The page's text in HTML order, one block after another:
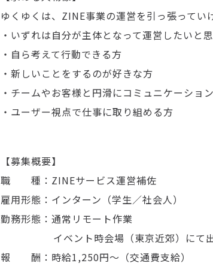
ゆくゆくは、ZINE事業の運営を引っ張ってい
・いずれは自分が主体となって運営したいと
・自ら考えて行動できる方
・新しいことをするのが好きな方
・チームやお客様と円滑にコミュニケーショ
・ユーザー視点で仕事に取り組める方
【募集概要】
職 種： ZINEサービス運営補佐
雇用形態：インターン（学生／社会人）
勤務形態：通常リモート作業
イベント時会場（東京近郊）にて出
報 酬：時給1,250円〜（交通費支給）